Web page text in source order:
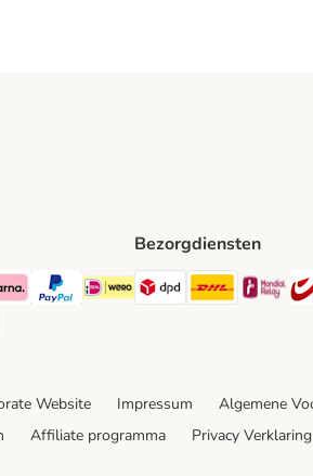
MethodMethod
Payment Method
PayPal Payment Method
iDeal Payment Method
Method
Bezorgdiensten
Dpd Shipping
DHL
Website Impressum Algemene
Affiliate programma Privacy Verklaring